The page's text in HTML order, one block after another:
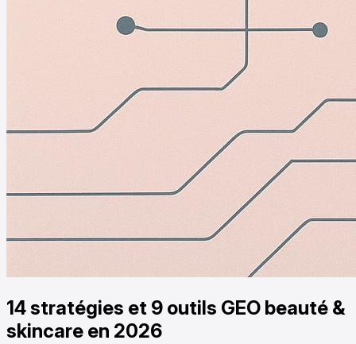
14 stratégies et 9 outils GEO beauté &
skincare en 2026